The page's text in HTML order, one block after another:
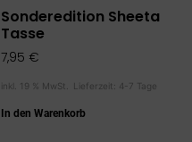
Sonderedition Sheeta
Tasse
7,95 €
inkl. 19 % MwSt. Lieferzeit: 4-7 Tage
In den Warenkorb